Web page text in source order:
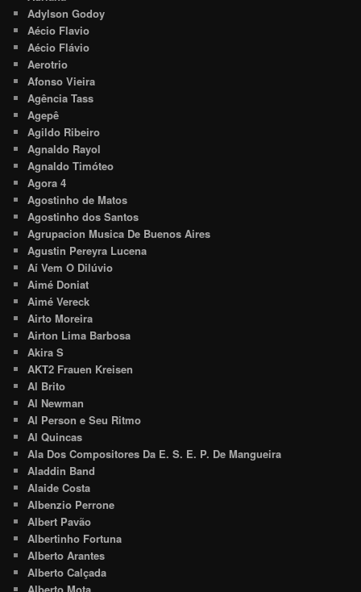
Adylson Godoy
Aécio Flavio
Aécio Flávio
Aerotrio
Afonso Vieira
Agência Tass
Agepê
Agildo Ribeiro
Agnaldo Rayol
Agnaldo Timóteo
Agora 4
Agostinho de Matos
Agostinho dos Santos
Agrupacion Musica De Buenos Aires
Agustin Pereyra Lucena
Aí Vem O Dilúvio
Aimé Doniat
Aimé Vereck
Airto Moreira
Airton Lima Barbosa
Akira S
AKT2 Frauen Kreisen
Al Brito
Al Newman
Al Person e Seu Ritmo
Al Quincas
Ala Dos Compositores Da E. S. E. P. De Mangueira
Aladdin Band
Alaide Costa
Albenzio Perrone
Albert Pavão
Albertinho Fortuna
Alberto Arantes
Alberto Calçada